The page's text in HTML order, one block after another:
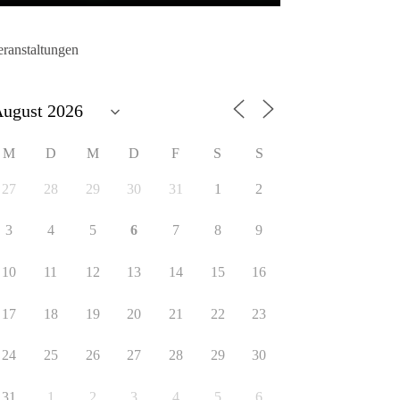
M D M D F S S
27 28 29 30 31 1 2
3 4 5 6 7 8 9
10 11 12 13 14 15 16
17 18 19 20 21 22 23
24 25 26 27 28 29 30
31 1 2 3 4 5 6